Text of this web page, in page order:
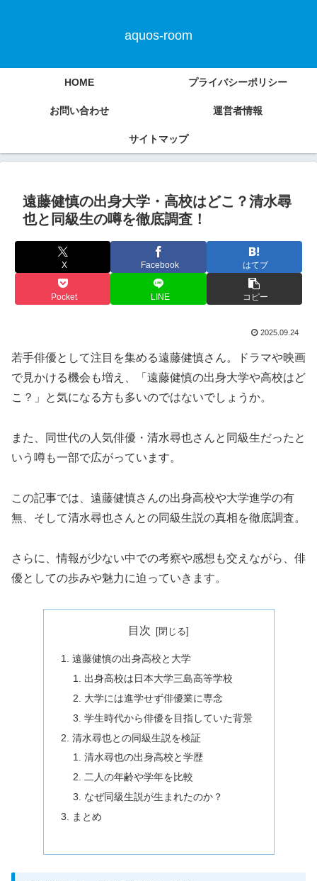
aquos-room
HOME プライバシーポリシー
お問い合わせ 運営者情報
サイトマップ
遠藤健慎の出身大学・高校はどこ？清水尋
也と同級生の噂を徹底調査！
X Facebook はてブ
Pocket LINE コピー
2025.09.24
若手俳優として注目を集める遠藤健慎さん。ドラマや映画
で見かける機会も増え、「遠藤健慎の出身大学や高校はど
こ？」と気になる方も多いのではないでしょうか。
また、同世代の人気俳優・清水尋也さんと同級生だったと
いう噂も一部で広がっています。
この記事では、遠藤健慎さんの出身高校や大学進学の有
無、そして清水尋也さんとの同級生説の真相を徹底調査。
さらに、情報が少ない中での考察や感想も交えながら、俳
優としての歩みや魅力に迫っていきます。
目次
遠藤健慎の出身高校と大学
出身高校は日本大学三島高等学校
大学には進学せず俳優業に専念
学生時代から俳優を目指していた背景
清水尋也との同級生説を検証
清水尋也の出身高校と学歴
二人の年齢や学年を比較
なぜ同級生説が生まれたのか？
まとめ